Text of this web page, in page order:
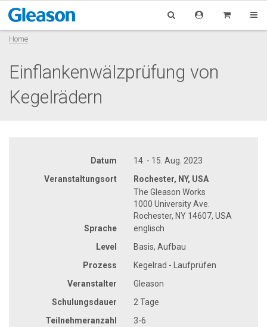
Home
Einflankenwälzprüfung von
Kegelrädern
Datum
14. - 15. Aug. 2023
Veranstaltungsort
Rochester, NY, USA
The Gleason Works
1000 University Ave.
Rochester, NY 14607, USA
Sprache
englisch
Level
Basis, Aufbau
Prozess
Kegelrad - Laufprüfen
Veranstalter
Gleason
Schulungsdauer
2 Tage
Teilnehmeranzahl
3-6